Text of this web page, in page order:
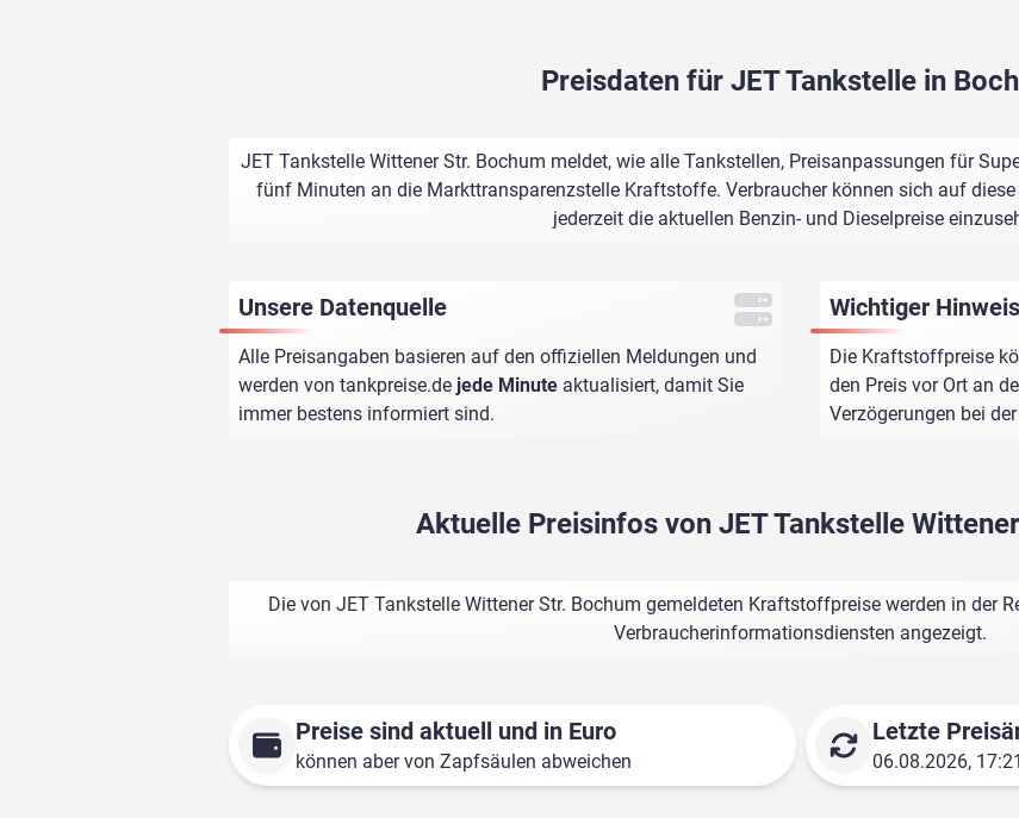
Preisdaten für JET Tankstelle in
JET Tankstelle Wittener Str. Bochum meldet, wie alle Tankstellen, Preisanpassungen für
fünf Minuten an die Markttransparenzstelle Kraftstoffe. Verbraucher können sich auf
jederzeit die aktuellen Benzin- und Dieselpreise
Unsere Datenquelle
Alle Preisangaben basieren auf den offiziellen Meldungen und
werden von tankpreise.de jede Minute aktualisiert, damit Sie
immer bestens informiert sind.
Wichtiger Hinweis
Die Kraftstoffpreise
den Preis vor Ort an
Verzögerungen bei
Aktuelle Preisinfos von JET Tankstelle
Die von JET Tankstelle Wittener Str. Bochum gemeldeten Kraftstoffpreise werden in der
Verbraucherinformationsdiensten angezeigt.
Preise sind aktuell und in Euro
können aber von Zapfsäulen abweichen
Letzte
06.08.2026,